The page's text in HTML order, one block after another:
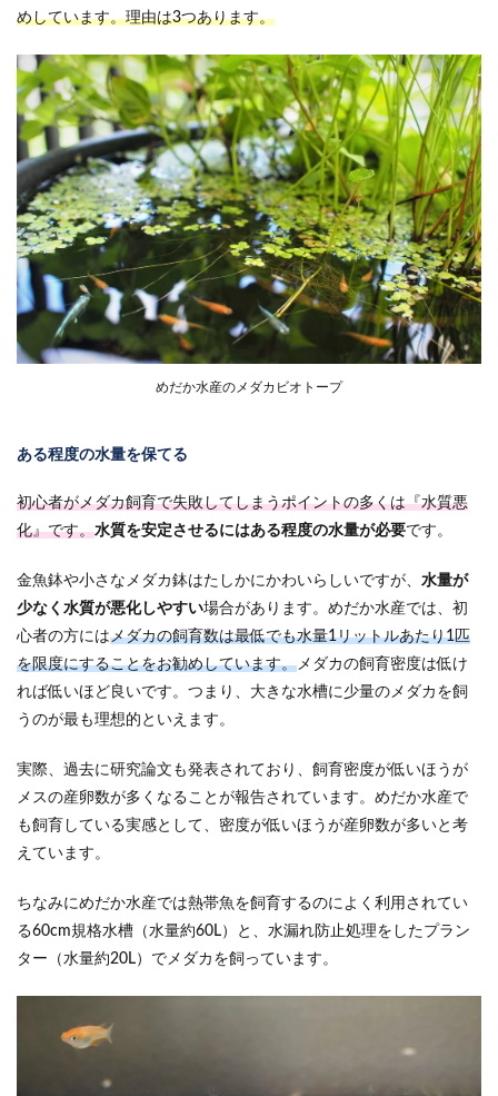
めしています。理由は3つあります。
めだか水産のメダカビオトープ
ある程度の水量を保てる
初心者がメダカ飼育で失敗してしまうポイントの多くは『水質悪
化』です。水質を安定させるにはある程度の水量が必要です。
金魚鉢や小さなメダカ鉢はたしかにかわいらしいですが、 水量が
少なく水質が悪化しやすい場合があります。めだか水産では、初
心者の方にはメダカの飼育数は最低でも水量1リットルあたり1匹
を限度にすることをお勧めしています。メダカの飼育密度は低け
れば低いほど良いです。つまり、大きな水槽に少量のメダカを飼
うのが最も理想的といえます。
実際、過去に研究論文も発表されており、飼育密度が低いほうが
メスの産卵数が多くなることが報告されています。めだか水産で
も飼育している実感として、密度が低いほうが産卵数が多いと考
えています。
ちなみにめだか水産では熱帯魚を飼育するのによく利用されてい
る60cm規格水槽（水量約60L）と、水漏れ防止処理をしたプラン
ター（水量約20L）でメダカを飼っています。